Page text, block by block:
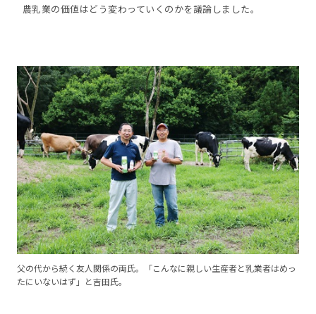
農乳業の価値はどう変わっていくのかを議論しました。
父の代から続く友人関係の両氏。「こんなに親しい生産者と乳業者はめっ
たにいないはず」と吉田氏。